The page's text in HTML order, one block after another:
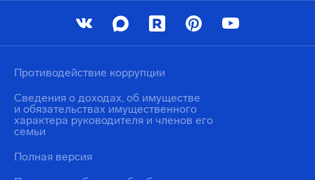
Противодействие коррупции
Сведения о доходах, об имуществе
и обязательствах имущественного
характера руководителя и членов его
семьи
Полная версия